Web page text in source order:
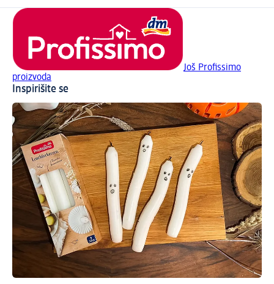
Još Profissimo
proizvoda
Inspirišite se